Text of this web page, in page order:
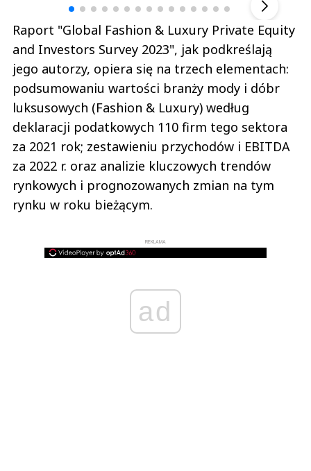
Raport "Global Fashion & Luxury Private Equity
and Investors Survey 2023", jak podkreślają
jego autorzy, opiera się na trzech elementach:
podsumowaniu wartości branży mody i dóbr
luksusowych (Fashion & Luxury) według
deklaracji podatkowych 110 firm tego sektora
za 2021 rok; zestawieniu przychodów i EBITDA
za 2022 r. oraz analizie kluczowych trendów
rynkowych i prognozowanych zmian na tym
rynku w roku bieżącym.
REKLAMA
ad